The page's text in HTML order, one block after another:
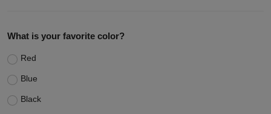
What is your favorite color?
Red
Blue
Black